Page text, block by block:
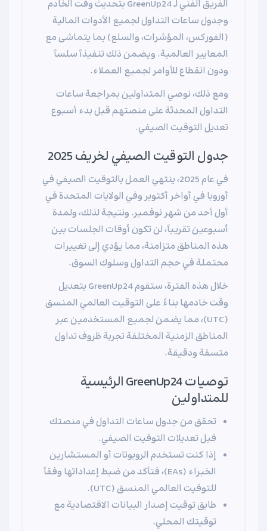
الفريق الفني لـ GreenUp24 بتحديث وقت الخادم
وجدول ساعات التداول لجميع الأدوات المالية
(الفوركس، المؤشرات، والسلع) بما يتماشى مع
المعايير العالمية. ويضمن ذلك تنفيذاً سلساً
ودون انقطاع للأوامر لجميع العملاء.
ومع ذلك، نوصي المتداولين بمراجعة ساعات
التداول المحدثة على منصتهم قبل بدء أسبوع
تعديل التوقيت الصيفي.
جدول التوقيت الصيفي لخريف 2025
في عام 2025، ينتهي العمل بالتوقيت الصيفي في
أوروبا في أواخر أكتوبر وفي الولايات المتحدة في
أول أحد من شهر نوفمبر. ونتيجة لذلك، ولمدة
أسبوعين تقريباً، لن تكون أوقات الجلسات بين
هذه المناطق متزامنة، مما يؤدي إلى تغييرات
محتملة في حجم التداول وسلوك السوق.
خلال هذه الفترة، ستقوم GreenUp24 بتعديل
وقت خادمها بناءً على التوقيت العالمي المنسق
(UTC)، مما يضمن لجميع المستخدمين عبر
المناطق الزمنية المختلفة تجربة ظروف تداول
متسقة ودقيقة.
توصيات GreenUp24 الرئيسية
للمتداولين
تحقق من جدول ساعات التداول في منصتك
قبل تعديلات التوقيت الصيفي.
إذا كنت تستخدم الروبوتات أو المستشارين
الخبراء (EAs)، فتأكد من ضبط إعداداتها وفقاً
للتوقيت العالمي المنسق (UTC).
طابق توقيت إصدار البيانات الاقتصادية مع
توقيتك المحلي.